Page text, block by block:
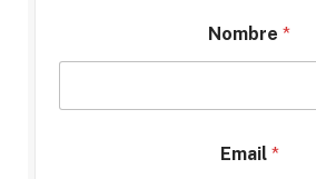
Nombre *
Email *